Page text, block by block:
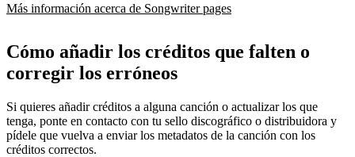
Más información acerca de Songwriter pages
Cómo añadir los créditos que falten o
corregir los erróneos
Si quieres añadir créditos a alguna canción o actualizar los que
tenga, ponte en contacto con tu sello discográfico o distribuidora y
pídele que vuelva a enviar los metadatos de la canción con los
créditos correctos.